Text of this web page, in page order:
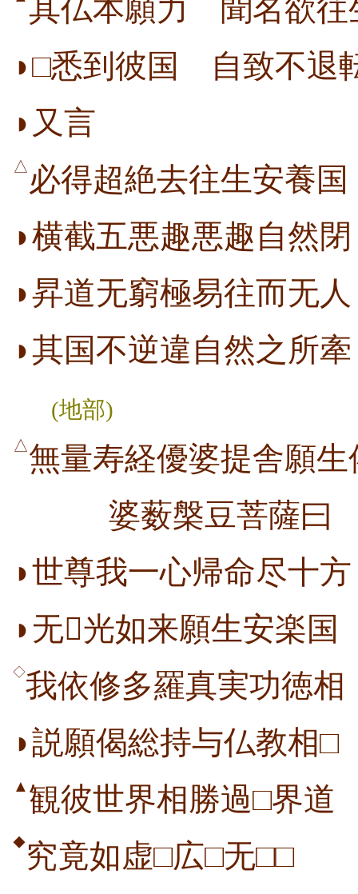
其仏本願力 聞名欲往
◗□悉到彼国 自致不退
◗又言
△ 必得超絶去往生安養国
◗横截五悪趣悪趣自然閉
◗昇道无窮極易往而无人
◗其国不逆違自然之所牽
(地部)
△無量寿経優婆提舎願生
婆薮槃豆菩薩曰
◗世尊我一心帰命尽十方
◗无光如来願生安楽国
◇我依修多羅真実功徳相
◗説願偈総持与仏教相□
▲ 観彼世界相勝過□界道
◆究竟如虚□広□无□□